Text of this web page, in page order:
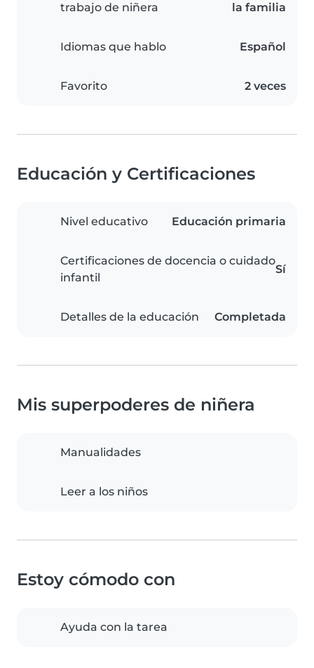
trabajo de niñera la familia
Idiomas que hablo Español
Favorito 2 veces
Educación y Certificaciones
Nivel educativo Educación primaria
Certificaciones de docencia o cuidado
infantil
Sí
Detalles de la educación Completada
Mis superpoderes de niñera
Manualidades
Leer a los niños
Estoy cómodo con
Ayuda con la tarea